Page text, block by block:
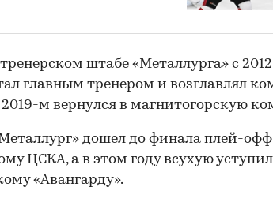
штабе «Металлурга» с 2012
главным тренером и возглавлял
2019-м вернулся в магнитогорскую
дошел до финала плей-
ЦСКА, а в этом году всухую
«Авангарду».